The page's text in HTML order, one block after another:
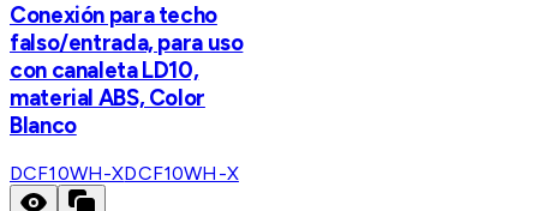
Conexión para techo
falso/entrada, para uso
con canaleta LD10,
material ABS, Color
Blanco
DCF10WH-XDCF10WH-X